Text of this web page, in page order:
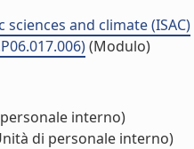
and climate (ISAC)
(Modulo)
interno)
di personale interno)